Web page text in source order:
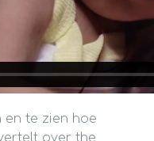
te zien hoe
over the